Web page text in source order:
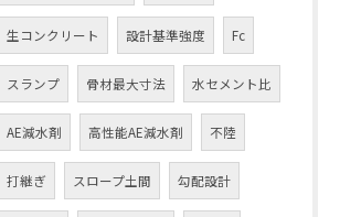
生コンクリート 設計基準強度 Fc
スランプ 骨材最大寸法 水セメント比
AE減水剤 高性能AE減水剤 不陸
打継ぎ スロープ土間 勾配設計